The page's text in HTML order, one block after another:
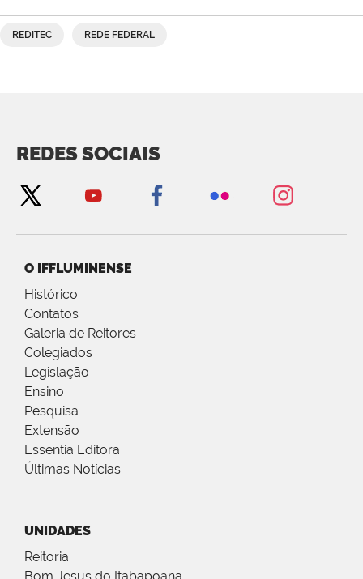
REDITEC REDE FEDERAL
REDES SOCIAIS
O IFFLUMINENSE
Histórico
Contatos
Galeria de Reitores
Colegiados
Legislação
Ensino
Pesquisa
Extensão
Essentia Editora
Últimas Notícias
UNIDADES
Reitoria